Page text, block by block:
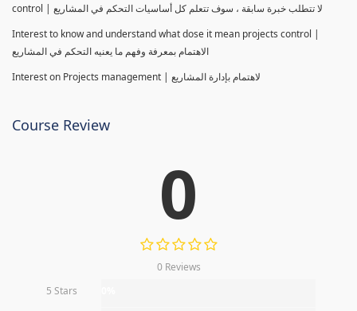
control | لا تتطلب خبرة سابقة ، سوف تتعلم كل أساسيات التحكم في المشاريع
Interest to know and understand what dose it mean projects control |
الاهتمام بمعرفة وفهم ما يعنيه التحكم في المشاريع
Interest on Projects management | لاهتمام بإدارة المشاريع
Course Review
0
0 Reviews
5 Stars